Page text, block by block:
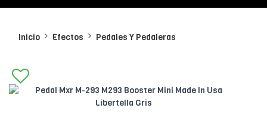
Inicio Efectos Pedales Y Pedaleras